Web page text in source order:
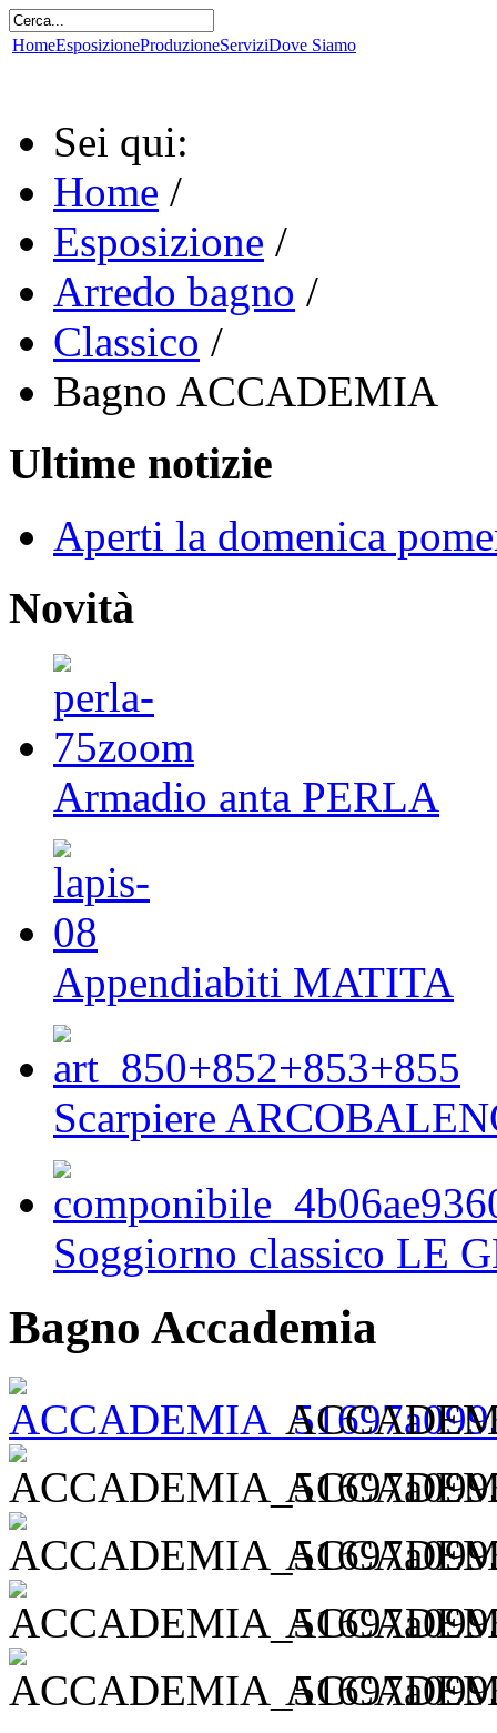
HomeEsposizioneProduzioneServiziDove Siamo
Sei qui:
Home /
Esposizione /
Arredo bagno /
Classico /
Bagno ACCADEMIA
Ultime notizie
Aperti la domenica
Novità
Armadio anta PERLA
Appendiabiti MATITA
Scarpiere
Soggiorno classico LE
Bagno Accademia